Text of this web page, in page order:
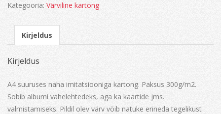
Kategooria: Värviline kartong
Kirjeldus
Kirjeldus
A4 suuruses naha imitatsiooniga kartong. Paksus 300g/m2.
Sobib albumi vahelehtedeks, aga ka kaartide jms.
valmistamiseks. Pildil olev värv võib natuke erineda tegelikust